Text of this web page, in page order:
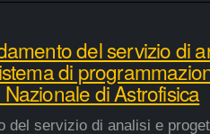
del servizio di
di
Nazionale di Astrofisica
del servizio di analisi e